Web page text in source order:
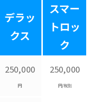
デラッ
クス
スマー
トロッ
ク
250,000
円
250,000
円/税別